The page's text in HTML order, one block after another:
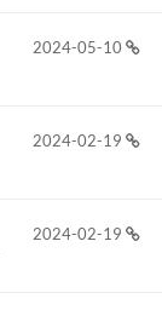
2024-05-10
2024-02-19
2024-02-19